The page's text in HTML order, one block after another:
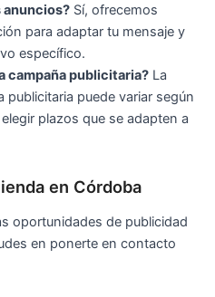
anuncios? Sí, ofrecemos
para adaptar tu mensaje y
específico.
campaña publicitaria? La
publicitaria puede variar según
plazos que se adapten a
en Córdoba
oportunidades de publicidad
en ponerte en contacto